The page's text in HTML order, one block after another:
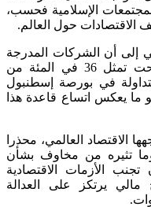
الإسلامية فحسب،
الاقتصادات حول العالم.
إلى أن الشركات المدرجة
ضمن مؤشر التمويل بالمشاركة أصبحت تمثل 36 في المئة من
في بورصة إسطنبول
ما يعكس اتساع قاعدة هذا
الاقتصاد العالمي، محذرا
تثيره من مخاوف بشأن
تجنب الأزمات الاقتصادية
مالي يرتكز على العدالة